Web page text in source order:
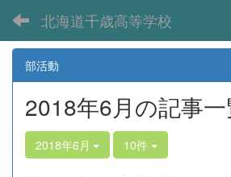
北海道千歳高等学校
部活動
2018年6月の記事
2018年6月 10件